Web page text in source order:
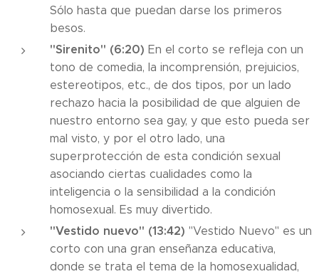
Sólo hasta que puedan darse los primeros
besos.
"Sirenito" (6:20) En el corto se refleja con un
tono de comedia, la incomprensión, prejuicios,
estereotipos, etc., de dos tipos, por un lado
rechazo hacia la posibilidad de que alguien de
nuestro entorno sea gay, y que esto pueda ser
mal visto, y por el otro lado, una
superprotección de esta condición sexual
asociando ciertas cualidades como la
inteligencia o la sensibilidad a la condición
homosexual. Es muy divertido.
"Vestido nuevo" (13:42) "Vestido Nuevo" es un
corto con una gran enseñanza educativa,
donde se trata el tema de la homosexualidad,